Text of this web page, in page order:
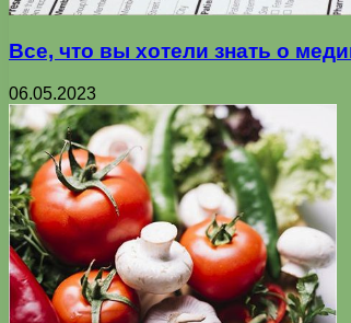
Все, что вы хотели знать о
06.05.2023